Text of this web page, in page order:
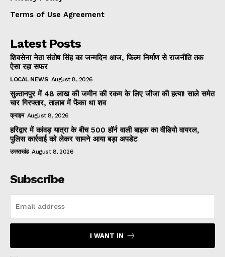
Terms of Use Agreement
Latest Posts
शिवसेना नेता संतोष सिंह का जन्मदिन आज, फिल्म निर्माण से राजनीति तक
ऐसा रहा सफर
LOCAL NEWS August 8, 2026
सुल्तानपुर में 48 लाख की जमीन की रकम के लिए जीजा की हत्या! साले समेत
चार गिरफ्तार, तालाब में फेंका था शव
क्राइम August 8, 2026
हरिद्वार में कांवड़ यात्रा के बीच 500 हॉर्न वाली बाइक का वीडियो वायरल,
पुलिस कार्रवाई को लेकर सामने आया बड़ा अपडेट
उत्तराखंड August 8, 2026
Subscribe
I WANT IN